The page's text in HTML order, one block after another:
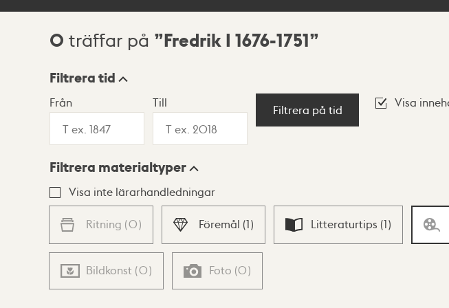
Sökresultat
0 träffar på Fredrik I 1676-1751
Visningsläge
Lista Karta
Filtrera tid
Från Till
Filtrera på tid
Visa
Filtrera materialtyper
Visa inte lärarhandledningar
Ritning (0) Föremål (1) Litteraturtips (1)
Bildkonst (0) Foto (0)